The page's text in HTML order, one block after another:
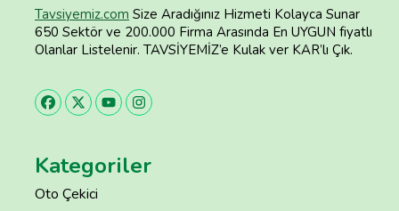
Tavsiyemiz.com Size Aradığınız Hizmeti Kolayca Sunar
650 Sektör ve 200.000 Firma Arasında En UYGUN fiyatlı
Olanlar Listelenir. TAVSİYEMİZ’e Kulak ver KAR’lı Çık.
Kategoriler
Oto Çekici